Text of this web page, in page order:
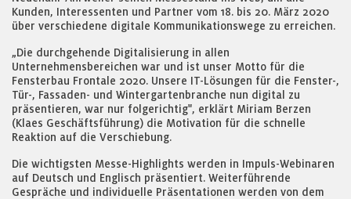
Kunden, Interessenten und Partner vom 18. bis 20. März 2020
über verschiedene digitale Kommunikationswege zu erreichen.
„Die durchgehende Digitalisierung in allen
Unternehmensbereichen war und ist unser Motto für die
Fensterbau Frontale 2020. Unsere IT-Lösungen für die Fenster-,
Tür-, Fassaden- und Wintergartenbranche nun digital zu
präsentieren, war nur folgerichtig", erklärt Miriam Berzen
(Klaes Geschäftsführung) die Motivation für die schnelle
Reaktion auf die Verschiebung.
Die wichtigsten Messe-Highlights werden in Impuls-Webinaren
auf Deutsch und Englisch präsentiert. Weiterführende
Gespräche und individuelle Präsentationen werden von dem